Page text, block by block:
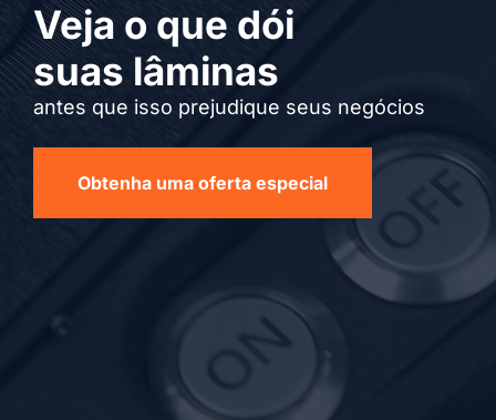
Veja o que dói
suas lâminas
antes que isso prejudique seus negócios
Obtenha uma oferta especial